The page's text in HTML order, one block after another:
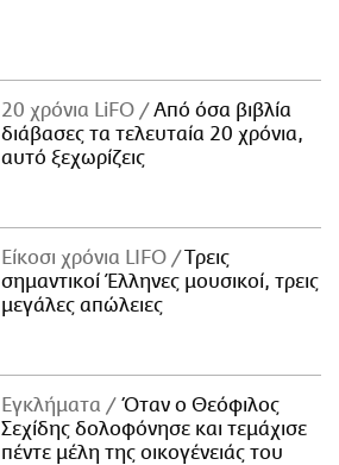
20 χρόνια LiFO
Από όσα βιβλία
διάβασες τα τελευταία 20 χρόνια,
αυτό ξεχωρίζεις
Είκοσι χρόνια LIFO
Tρεις
σημαντικοί Έλληνες μουσικοί, τρεις
μεγάλες απώλειες
Εγκλήματα
Όταν ο Θεόφιλος
Σεχίδης δολοφόνησε και τεμάχισε
πέντε μέλη της οικογένειάς του